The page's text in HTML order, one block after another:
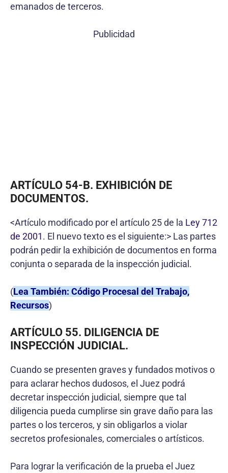
emanados de terceros.
Publicidad
ARTÍCULO 54-B. EXHIBICIÓN DE
DOCUMENTOS.
<Artículo modificado por el artículo 25 de la Ley 712
de 2001. El nuevo texto es el siguiente:> Las partes
podrán pedir la exhibición de documentos en forma
conjunta o separada de la inspección judicial.
(Lea También: Código Procesal del Trabajo,
Recursos)
ARTÍCULO 55. DILIGENCIA DE
INSPECCIÓN JUDICIAL.
Cuando se presenten graves y fundados motivos o
para aclarar hechos dudosos, el Juez podrá
decretar inspección judicial, siempre que tal
diligencia pueda cumplirse sin grave daño para las
partes o los terceros, y sin obligarlos a violar
secretos profesionales, comerciales o artísticos.
Para lograr la verificación de la prueba el Juez